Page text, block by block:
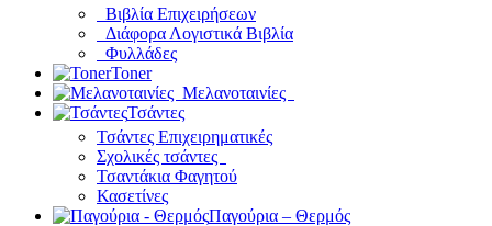
Βιβλία Επιχειρήσεων
Διάφορα Λογιστικά Βιβλία
Φυλλάδες
Toner
Μελανοταινίες
Τσάντες
Τσάντες Επιχειρηματικές
Σχολικές τσάντες
Τσαντάκια Φαγητού
Κασετίνες
Παγούρια – Θερμός